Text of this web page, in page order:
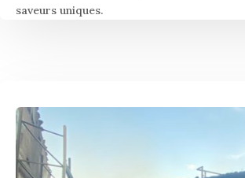
saveurs uniques.